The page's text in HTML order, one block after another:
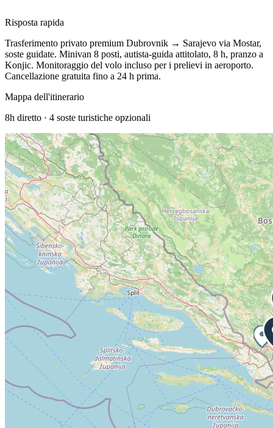
Risposta rapida
Trasferimento privato premium Dubrovnik → Sarajevo via Mostar,
soste guidate. Minivan 8 posti, autista-guida attitolato, 8 h, pranzo a
Konjic. Monitoraggio del volo incluso per i prelievi in aeroporto.
Cancellazione gratuita fino a 24 h prima.
Mappa dell'itinerario
8h diretto · 4 soste turistiche opzionali